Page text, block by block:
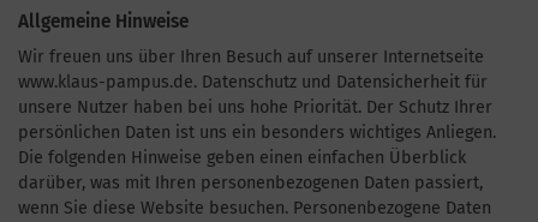
Allgemeine Hinweise
Wir freuen uns über Ihren Besuch auf unserer Internetseite
www.klaus-pampus.de. Datenschutz und Datensicherheit für
unsere Nutzer haben bei uns hohe Priorität. Der Schutz Ihrer
persönlichen Daten ist uns ein besonders wichtiges Anliegen.
Die folgenden Hinweise geben einen einfachen Überblick
darüber, was mit Ihren personenbezogenen Daten passiert,
wenn Sie diese Website besuchen. Personenbezogene Daten